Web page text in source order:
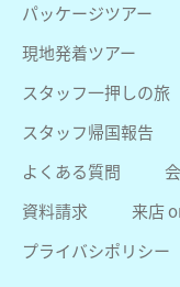
パッケージツアー
現地発着ツアー
スタッフ一押しの旅
スタッフ帰国報告
よくある質問
資料請求
来店
プライバシポリシー